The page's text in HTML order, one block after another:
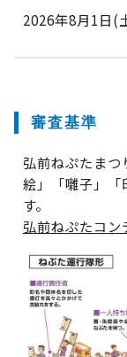
2026年8月1日
審査基準
弘前ねぷたまつ
絵」「囃子」「
す。
弘前ねぷたコン